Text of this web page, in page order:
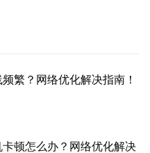
繁？网络优化解决指南！
卡顿怎么办？网络优化解决